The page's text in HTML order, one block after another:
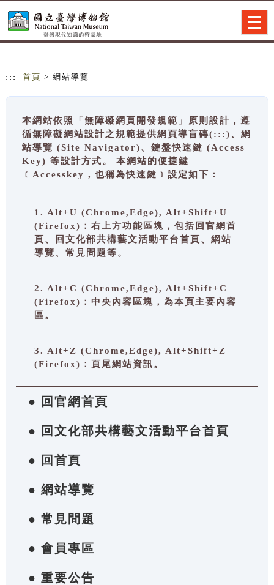
::: 首頁 > 網站導覽
本網站依照「無障礙網頁開發規範」原則設計，遵
循無障礙網站設計之規範提供網頁導盲磚(:::)、網
站導覽 (Site Navigator)、鍵盤快速鍵 (Access
Key) 等設計方式。 本網站的便捷鍵
﹝Accesskey，也稱為快速鍵﹞設定如下：
1. Alt+U (Chrome,Edge), Alt+Shift+U
(Firefox)：右上方功能區塊，包括回官網首
頁、回文化部共構藝文活動平台首頁、網站
導覽、常見問題等。
2. Alt+C (Chrome,Edge), Alt+Shift+C
(Firefox)：中央內容區塊，為本頁主要內容
區。
3. Alt+Z (Chrome,Edge), Alt+Shift+Z
(Firefox)：頁尾網站資訊。
● 回官網首頁
● 回文化部共構藝文活動平台首頁
● 回首頁
● 網站導覽
● 常見問題
● 會員專區
● 重要公告